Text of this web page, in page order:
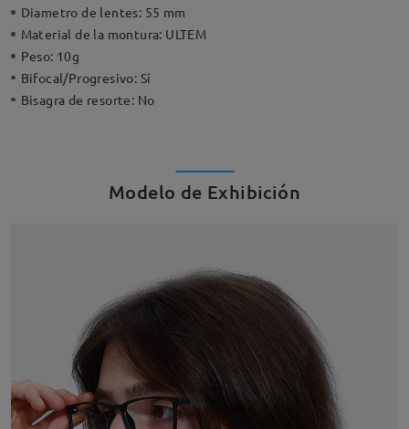
Diametro de lentes: 55 mm
Material de la montura: ULTEM
Peso: 10g
Bifocal/Progresivo: Sí
Bisagra de resorte: No
Modelo de Exhibición